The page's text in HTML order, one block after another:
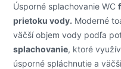
Úsporné splachovanie WC
prietoku vody. Moderné
väčší objem vody podľa
splachovanie, ktoré
úsporné spláchnutie a